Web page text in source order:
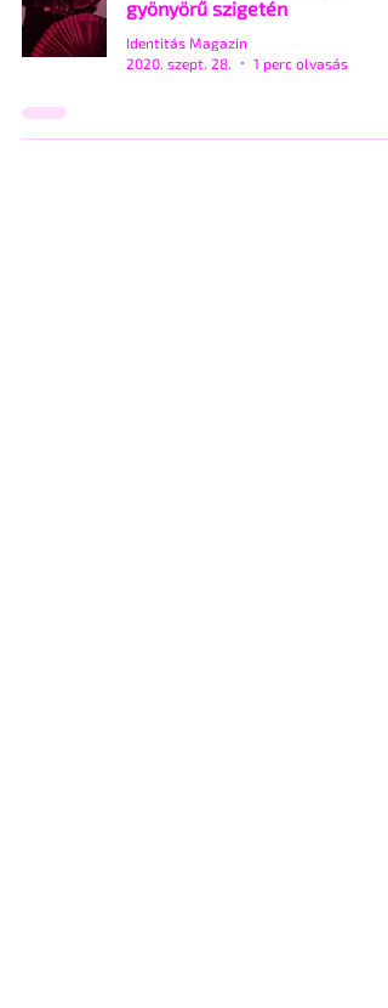
gyönyörű szigetén
Identitás Magazin
2020. szept. 28.
1 perc olvasás